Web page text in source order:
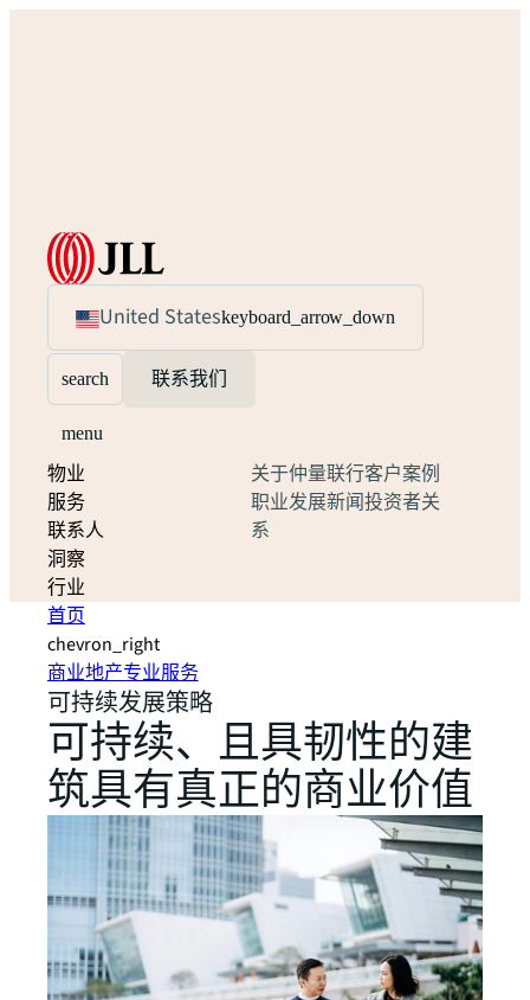
United Stateskeyboard_arrow_down
search 联系我们
menu
物业
服务
联系人
洞察
行业
关于仲量联行客户案例
职业发展新闻投资者关
系
首页
chevron_right
商业地产专业服务
可持续发展策略
可持续、且具韧性的建
筑具有真正的商业价值